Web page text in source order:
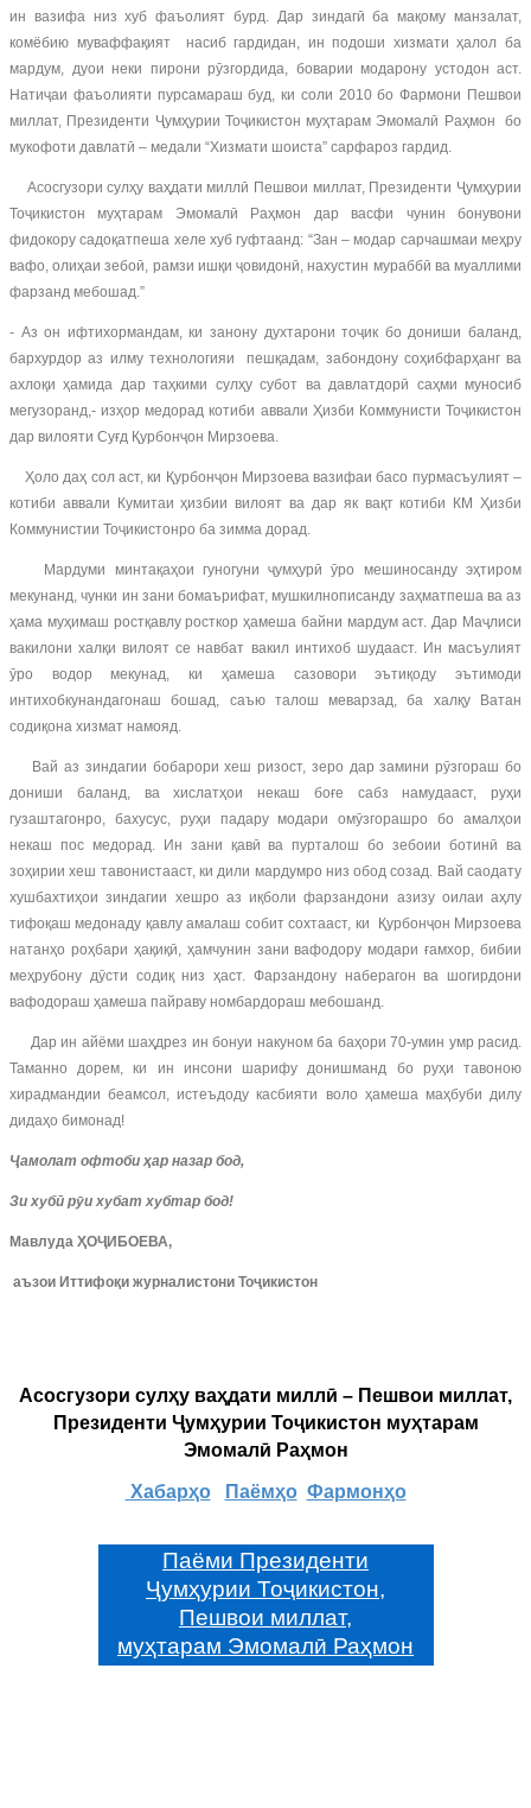
ин вазифа низ хуб фаъолият бурд. Дар зиндагӣ ба мақому манзалат,
комёбию муваффақият насиб гардидан, ин подоши хизмати ҳалол ба
мардум, дуои неки пирони рӯзгордида, боварии модарону устодон аст.
Натиҷаи фаъолияти пурсамараш буд, ки соли 2010 бо Фармони Пешвои
миллат, Президенти Ҷумҳурии Тоҷикистон муҳтарам Эмомалӣ Раҳмон бо
мукофоти давлатӣ – медали “Хизмати шоиста” сарфароз гардид.
Асосгузори сулҳу ваҳдати миллӣ Пешвои миллат, Президенти Ҷумҳурии
Тоҷикистон муҳтарам Эмомалӣ Раҳмон дар васфи чунин бонувони
фидокору садоқатпеша хеле хуб гуфтаанд: “Зан – модар сарчашмаи меҳру
вафо, олиҳаи зебоӣ, рамзи ишқи ҷовидонӣ, нахустин мураббӣ ва муаллими
фарзанд мебошад.”
- Аз он ифтихормандам, ки занону духтарони тоҷик бо дониши баланд,
бархурдор аз илму технологияи пешқадам, забондону соҳибфарҳанг ва
ахлоқи ҳамида дар таҳкими сулҳу субот ва давлатдорӣ саҳми муносиб
мегузоранд,- изҳор медорад котиби аввали Ҳизби Коммунисти Тоҷикистон
дар вилояти Суғд Қурбонҷон Мирзоева.
Ҳоло даҳ сол аст, ки Қурбонҷон Мирзоева вазифаи басо пурмасъулият –
котиби аввали Кумитаи ҳизбии вилоят ва дар як вақт котиби КМ Ҳизби
Коммунистии Тоҷикистонро ба зимма дорад.
Мардуми минтақаҳои гуногуни ҷумҳурӣ ӯро мешиносанду эҳтиром
мекунанд, чунки ин зани бомаърифат, мушкилнописанду заҳматпеша ва аз
ҳама муҳимаш ростқавлу росткор ҳамеша байни мардум аст. Дар Маҷлиси
вакилони халқи вилоят се навбат вакил интихоб шудааст. Ин масъулият
ӯро водор мекунад, ки ҳамеша сазовори эътиқоду эътимоди
интихобкунандагонаш бошад, саъю талош меварзад, ба халқу Ватан
содиқона хизмат намояд.
Вай аз зиндагии бобарори хеш ризост, зеро дар замини рӯзгораш бо
дониши баланд, ва хислатҳои некаш боғе сабз намудааст, руҳи
гузаштагонро, бахусус, руҳи падару модари омӯзгорашро бо амалҳои
некаш пос медорад. Ин зани қавӣ ва пурталош бо зебоии ботинӣ ва
зоҳирии хеш тавонистааст, ки дили мардумро низ обод созад. Вай саодату
хушбахтиҳои зиндагии хешро аз иқболи фарзандони азизу оилаи аҳлу
тифоқаш медонаду қавлу амалаш собит сохтааст, ки Қурбонҷон Мирзоева
натанҳо роҳбари ҳақиқӣ, ҳамчунин зани вафодору модари ғамхор, бибии
меҳрубону дӯсти содиқ низ ҳаст. Фарзандону наберагон ва шогирдони
вафодораш ҳамеша пайраву номбардораш мебошанд.
Дар ин айёми шаҳдрез ин бонуи накуном ба баҳори 70-умин умр расид.
Таманно дорем, ки ин инсони шарифу донишманд бо руҳи тавоною
хирадмандии беамсол, истеъдоду касбияти воло ҳамеша маҳбуби дилу
дидаҳо бимонад!
Ҷамолат офтоби ҳар назар бод,
Зи хубӣ рӯи хубат хубтар бод!
Мавлуда ҲОҶИБОЕВА,
аъзои Иттифоқи журналистони Тоҷикистон
Асосгузори сулҳу ваҳдати миллӣ – Пешвои миллат,
Президенти Ҷумҳурии Тоҷикистон муҳтарам
Эмомалӣ Раҳмон
Хабарҳо Паёмҳо Фармонҳо
Паёми Президенти
Ҷумҳурии Тоҷикистон,
Пешвои миллат,
муҳтарам Эмомалӣ Раҳмон